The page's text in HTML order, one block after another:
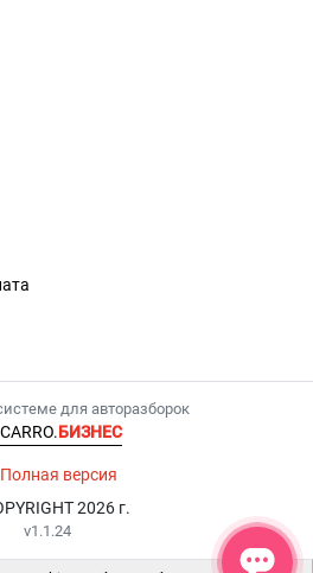
для авторазборок
CARRO.БИЗНЕС
Полная версия
2026 г.
v1.1.24